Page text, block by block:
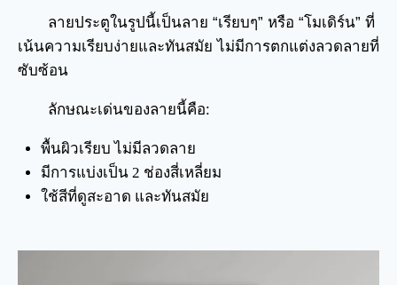
ลายประตูในรูปนี้เป็นลาย “เรียบๆ” หรือ “โมเดิร์น” ที่
เน้นความเรียบง่ายและทันสมัย ไม่มีการตกแต่งลวดลายที่
ซับซ้อน
ลักษณะเด่นของลายนี้คือ:
พื้นผิวเรียบ ไม่มีลวดลาย
มีการแบ่งเป็น 2 ช่องสี่เหลี่ยม
ใช้สีที่ดูสะอาด และทันสมัย